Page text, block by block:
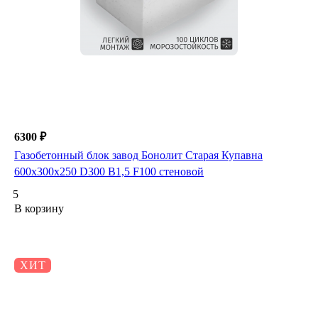
6300 ₽
Газобетонный блок завод Бонолит Старая Купавна
600х300х250 D300 B1,5 F100 стеновой
5
В корзину
ХИТ